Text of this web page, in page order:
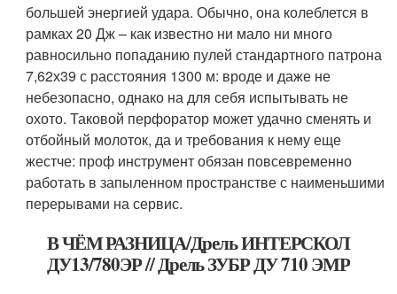
большей энергией удара. Обычно, она колеблется в
рамках 20 Дж – как известно ни мало ни много
равносильно попаданию пулей стандартного патрона
7,62х39 с расстояния 1300 м: вроде и даже не
небезопасно, однако на для себя испытывать не
охото. Таковой перфоратор может удачно сменять и
отбойный молоток, да и требования к нему еще
жестче: проф инструмент обязан повсевременно
работать в запыленном пространстве с наименьшими
перерывами на сервис.
В ЧЁМ РАЗНИЦА/Дрель ИНТЕРСКОЛ
ДУ13/780ЭР // Дрель ЗУБР ДУ 710 ЭМР